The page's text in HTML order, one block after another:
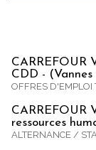
CARREFOUR
CDD -
OFFRES D'EMPLOI
CARREFOUR
ressources
ALTERNANCE /